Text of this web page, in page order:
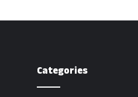
Categories